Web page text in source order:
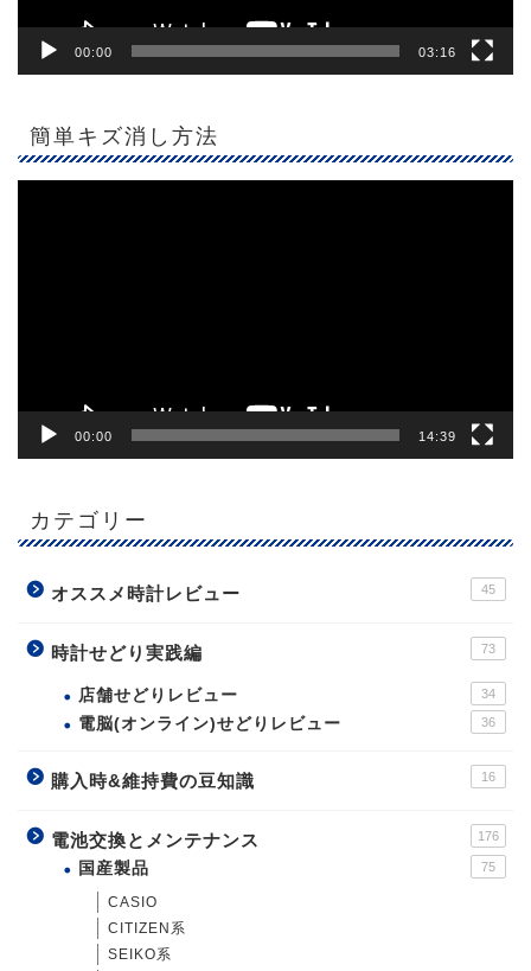
00:00 03:16
簡単キズ消し方法
00:00 14:39
カテゴリー
オススメ時計レビュー 45
時計せどり実践編 73
店舗せどりレビュー 34
電脳(オンライン)せどりレビュー 36
購入時&維持費の豆知識 16
電池交換とメンテナンス 176
国産製品 75
CASIO
CITIZEN系
SEIKO系